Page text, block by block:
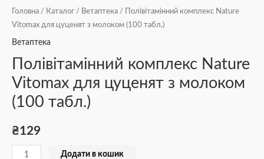
Головна / Каталог / Ветаптека / Полівітамінний комплекс Nature
Vitomax для цуценят з молоком (100 табл.)
Ветаптека
Полівітамінний комплекс Nature
Vitomax для цуценят з молоком
(100 табл.)
₴129
Додати в кошик